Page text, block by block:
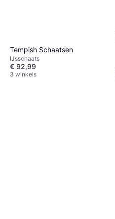
Tempish Schaatsen
IJsschaats
€ 92,99
3 winkels